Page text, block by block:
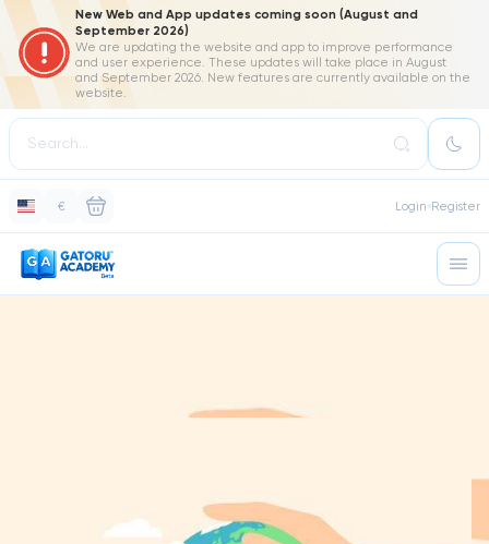
New Web and App updates coming soon (August and
September 2026)
We are updating the website and app to improve performance
and user experience. These updates will take place in August
and September 2026. New features are currently available on the
website.
€ Login Register